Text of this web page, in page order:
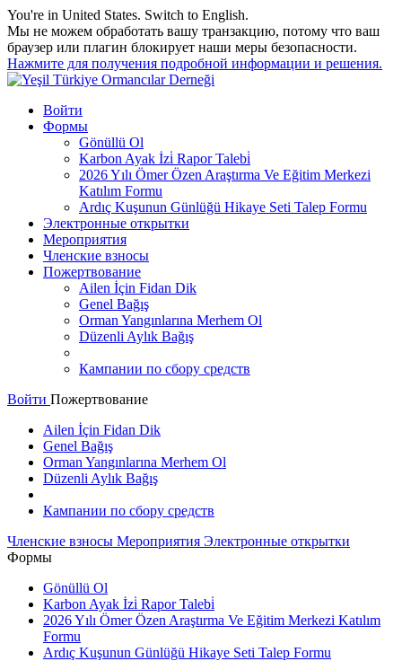
You're in United States. Switch to English.
Мы не можем обработать вашу транзакцию, потому что ваш
браузер или плагин блокирует наши меры безопасности.
Нажмите для получения подробной информации и решения.
Войти
Формы
Gönüllü Ol
Karbon Ayak İzi̇ Rapor Talebi̇
2026 Yılı Ömer Özen Araştırma Ve Eğitim Merkezi
Katılım Formu
Ardıç Kuşunun Günlüğü Hikaye Seti Talep Formu
Электронные открытки
Мероприятия
Членские взносы
Пожертвование
Ailen İçin Fidan Dik
Genel Bağış
Orman Yangınlarına Merhem Ol
Düzenli Aylık Bağış
Кампании по сбору средств
Войти Пожертвование
Ailen İçin Fidan Dik
Genel Bağış
Orman Yangınlarına Merhem Ol
Düzenli Aylık Bağış
Кампании по сбору средств
Членские взносы Мероприятия Электронные открытки
Формы
Gönüllü Ol
Karbon Ayak İzi̇ Rapor Talebi̇
2026 Yılı Ömer Özen Araştırma Ve Eğitim Merkezi Katılım
Formu
Ardıç Kuşunun Günlüğü Hikaye Seti Talep Formu